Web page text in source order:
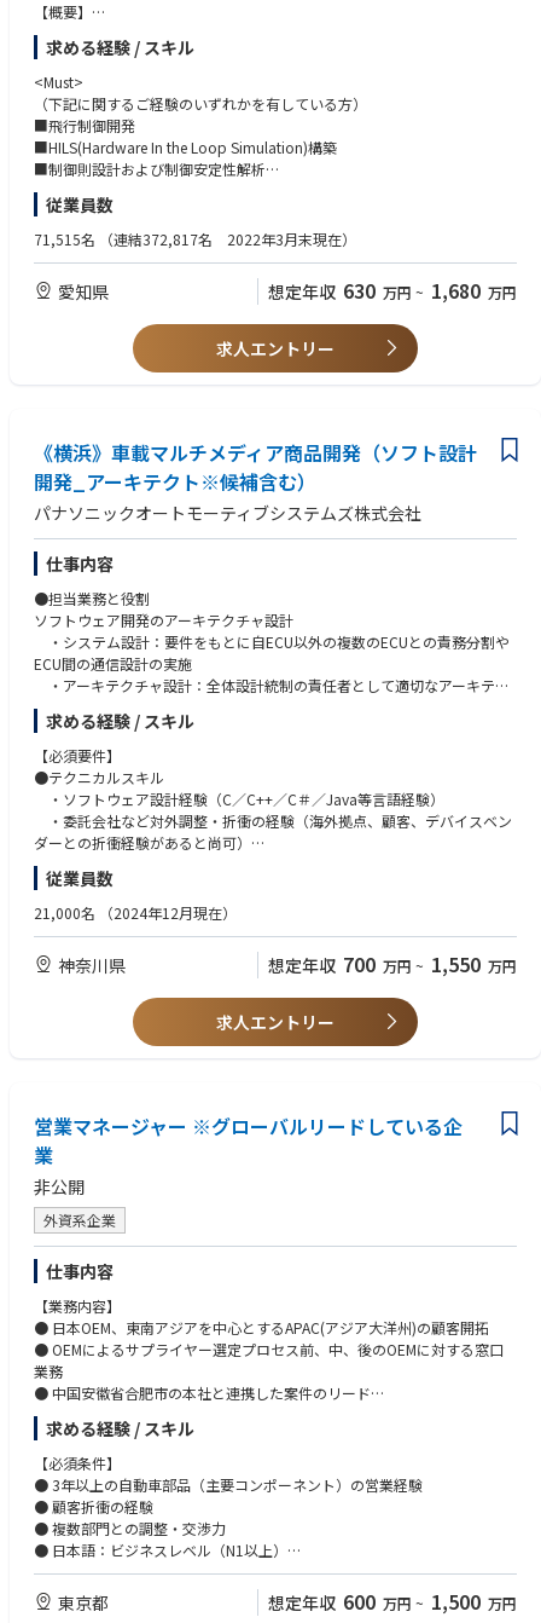
【概要】
Joby社が開発するeVTOLの実用化に向けた協業を推進しています。航空
機開発・品質のつくり込みを学びながらトヨタの空モビリティを実現する
ことで、移動の距離と時間の感覚が変わるモビリティを提供していきま
す。
新たに空のモビリティとしてeVTOLという新しい選択肢が加わる未来
は、多くの人たちの生活をさらに豊かにしていくと期待されています。こ
のeVTOL開発には多くの企業が参画していることから、機体開発に加え、
に本腰を入れています。
今後社会的ニーズが高まる空のモビリティを世界に先駆けて実現するため
に、Joby社との開発・生産協業を推進することができる仕事です。
【詳細】
・Joby社が開発するeVTOLの型式認証取得、量産化に向けた協業
・構造や構成、挙動を模擬した基礎・信頼性評価
・航空機開発や整備など、空の経験のあるキャリアメンバーと、豊富な自
動車開発経験を持つメンバーのハイブリッド組織。
・当プロジェクト室以外にも社内の多くの関連部署や米国プロジェクトチ
ームと連携しながら、Joby社とのeVTOL開発を推進。
・航空事業者など社内外の多くのパートナーとも連携。
＜ミッション＞
・2019年よりJoby社との協業を開始し、（創業後3度目の）トヨタの空の
モビリティ実現を目指すプロジェクト。
・更なる快適な移動と新たな社会を多くの人々へお届けするために、開
発、生産面から空のモビリティプロジェクトを推進。
・開発～生産、全てにおいて新たな取組みであることから「現地現物」で
確認・対策しながらより良いモビリティ社会の構築に繋げる。
当該業務では、業務上、米国の輸出規制に関する情報を扱うため、個人ご
とに情報へのアクセス権を管理するなど、情報管理の徹底を図っていま
す。
＜やりがい＞
・100年に一度の大変革と言われる時代の中、従来の枠組みに捉われるこ
となく、多様なバックグラウンドを持つメンバー同士が意見を出し合い進
めています。
・またeVTOLという新たな空のモビリティは、今のモビリティ社会を大き
く変える可能性を秘めており、その実現は全てにおいて大きな挑戦となり
ます。
とにより、新たな空のモビリティ社会の実現に貢献できます。
・法規制や規格の厳しい航空機開発に携わることで、個々の専門領域を深
＜PR＞
これまでの 陸（クルマ）、海（クルーザー） に続く、空のモビリティの
開発！
航空機開発は相当高いチャレンジですが、Joby社との協業を通じて技術・
ノウハウを身に付け、我々の持つ自動車で培った技術・知見を融合し、実
現を目指していきます。
参考：Joby Aviationとトヨタ、空のモビリティの実現に向けた挑戦を加速
参考：空飛ぶクルマ、協業深化にトップの絆 Joby機日本初飛行
求める経験 / スキル
<Must>
（下記に関するご経験のいずれかを有している方）
■飛行制御開発
■HILS(Hardware In the Loop Simulation)構築
■制御則設計および制御安定性解析
■航空システムインテグレーション
■各種システム制御開発
■Tools (Matlab/Simulink, Python, GitHub)
<Want>
■飛行制御則・航空宇宙工学
■車両、航空機の自動運転開発経験、試験自働化
■ソフトウェア開発/DO-178
【必須要件】
■英語コミュニケーション能力、技術文書の理解、ドキュメント作成
＜求める人物像＞
■空のモビリティ好き
■空のモビリティの安心・安全に向き合う覚悟とそれを実現する拘り
■既存の価値観に捉われず、失敗しても新しいことにチャレンジし続ける
意思、常に課題創造型の思考/異業種から謙虚に学び、常に成長しようと
する姿勢、「変えること」や「変わること」を楽しめる方
従業員数
71,515名 （連結372,817名 2022年3月末現在）
愛知県 想定年収 630 万円 ~ 1,680 万円
求人エントリー
《横浜》車載マルチメディア商品開発（ソフト設計
開発_アーキテクト※候補含む）
パナソニックオートモーティブシステムズ株式会社
仕事内容
●担当業務と役割
ソフトウェア開発のアーキテクチャ設計
・システム設計：要件をもとに自ECU以外の複数のECUとの責務分割や
ECU間の通信設計の実施
・アーキテクチャ設計：全体設計統制の責任者として適切なアーキテク
チャ設計/検証(設計方針/ルールの定義、機能/性能等の成立性)の実施
・マネジメント：設計委託会社の各工程において定義された設計方針/
ルールをもとに設計/検証が行われるよう管理
・DevOps：ソフトウェア開発基盤（構成管理・インテグレーション・
テスト等）の構築および運用
●具体的な仕事内容
・ハードウェア、ソフトウェアが連携したシステム最適化設計
・ソフトウェア全体設計
・システムリソース・性能設計
・基本設計
●この仕事を通じて得られること
す。
海外交流
・開発推進に際して、北米、中国、欧州など海外メンバと頻繁にやり取
りを実施しています。
・語学だけでなく文化の違いなども学ぶことが可能です。
●職場の雰囲気
・1on1の頻繁な実施により、上司・部下間のコミュニケーションは活発
です
・個人の意見を尊重する風土があり、積極的なチャレンジが可能です
・各組織で勉強会も頻繁に開催されています
●キャリアパス
・上司・部下の相談の上、個人毎にキャリアパスを決定し、それに準じた
業務アサインとステップアップを実行します。
・ソフトウェア開発以外などのキャリアパスも可能です。（例えば プロダ
クトマネージメント など）
求める経験 / スキル
【必須要件】
●テクニカルスキル
・ソフトウェア設計経験（C／C++／C＃／Java等言語経験）
・委託会社など対外調整・折衝の経験（海外拠点、顧客、デバイスベン
ダーとの折衝経験があると尚可）
・ソフトアーキテクチャの設計経験
●マネジメントスキル
・プロジェクト管理全般を理解している
・品質指標を使って、品質管理ができる
・リスク管理及び課題管理ができる
●テクニカルスキル
従業員数
21,000名 （2024年12月現在）
神奈川県 想定年収 700 万円 ~ 1,550 万円
求人エントリー
営業マネージャー ※グローバルリードしている企
業
非公開
外資系企業
仕事内容
【業務内容】
● 日本OEM、東南アジアを中心とするAPAC(アジア大洋州)の顧客開拓
● OEMによるサプライヤー選定プロセス前、中、後のOEMに対する窓口
業務
● 中国安徽省合肥市の本社と連携した案件のリード
● 既存案件の採算管理、出入金管理
● 担当領域における目標設定と管理
【ポジションの魅力】
中国国内での中国国営OEM、新興OEM、日欧を中心とする外資系OEMとの
関係に基づく圧倒的な存在感をテコに、日本市場、東南アジア市場の開拓
を行っていく機会は滅多にないものであり、チャレンジしがいのあるもの
本、東南アジアの自動車産業のEV化、同地域の脱炭素化への貢献という社
会的な達成感も得られるものと思います。
求める経験 / スキル
【必須条件】
● 3年以上の自動車部品（主要コンポーネント）の営業経験
● 顧客折衝の経験
● 複数部門との調整・交渉力
● 日本語：ビジネスレベル（N1以上）
● 英語または中国語：ビジネスレベル
● 自動車産業の脱炭素化への高い意識を持っていること
東京都 想定年収 600 万円 ~ 1,500 万円